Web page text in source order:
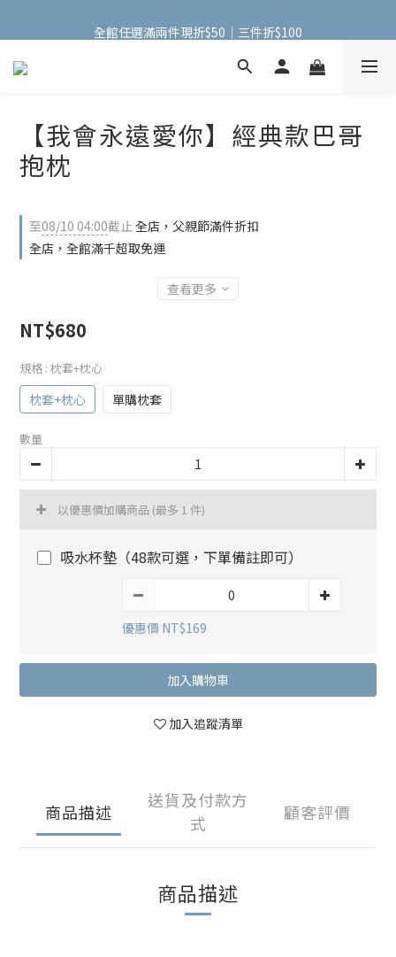
手機包加購【掛式零錢包】只要$1元
【我會永遠愛你】經典款巴哥
抱枕
至08/10 04:00截止全店，父親節滿件折扣
全店，全館滿千超取免運
查看更多
NT$680
規格 : 枕套+枕心
枕套+枕心 單購枕套
數量
以優惠價加購商品 (最多 1 件)
吸水杯墊（48款可選，下單備註即可）
優惠價 NT$169
加入購物車
加入追蹤清單
商品描述
送貨及付款方
式
顧客評價
商品描述